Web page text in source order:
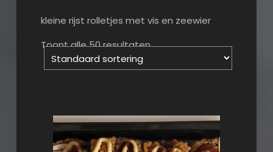
kleine rijst rolletjes met vis en zeewier
Toont alle 50 resultaten